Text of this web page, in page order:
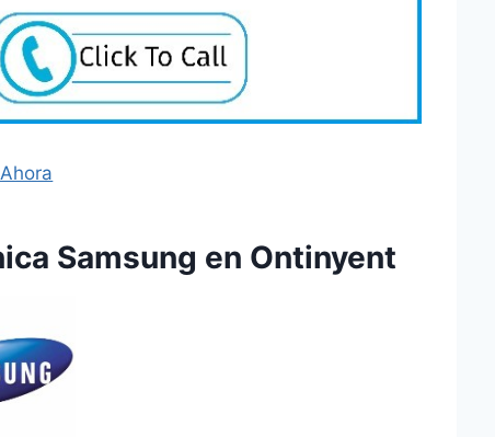
Samsung en Ontinyent